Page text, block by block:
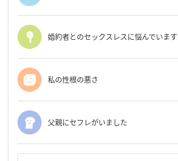
婚約者とのセックスレスに悩んでいます
私の性根の悪さ
父親にセフレがいました